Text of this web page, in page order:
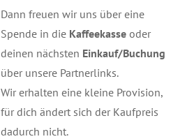
Dann freuen wir uns über eine
Spende in die Kaffeekasseoder
deinen nächsten Einkauf/Buchung
über unsere Partnerlinks.
Wir erhalten eine kleine Provision,
für dich ändert sich der Kaufpreis
dadurch nicht.